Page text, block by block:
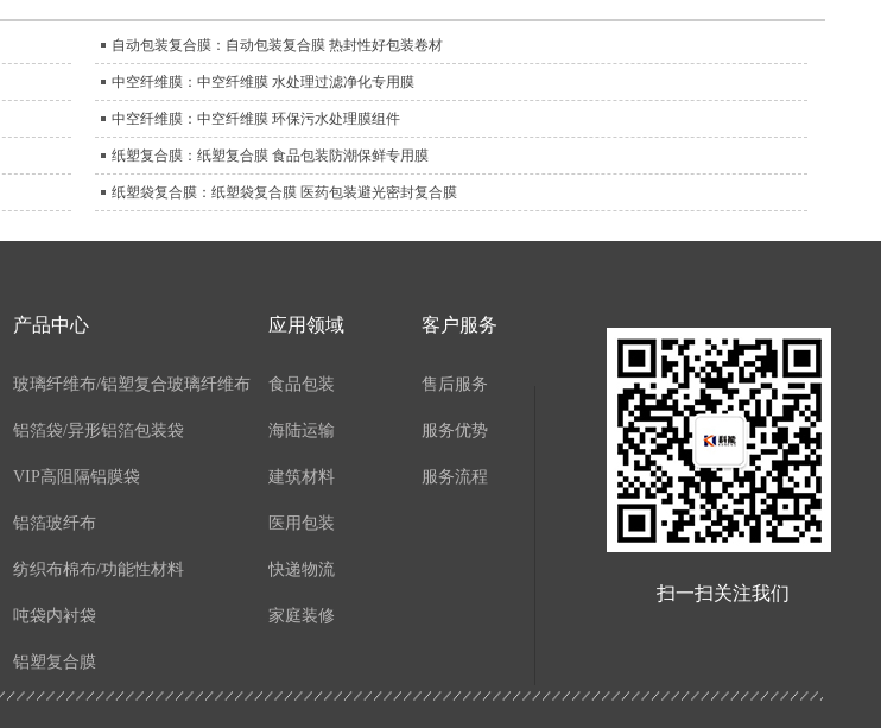
自动包装复合膜：自动包装复合膜 热封性好包装卷材
中空纤维膜：中空纤维膜 水处理过滤净化专用膜
中空纤维膜：中空纤维膜 环保污水处理膜组件
纸塑复合膜：纸塑复合膜 食品包装防潮保鲜专用膜
纸塑袋复合膜：纸塑袋复合膜 医药包装避光密封复合膜
产品中心
玻璃纤维布/铝塑复合玻璃纤维布
铝箔袋/异形铝箔包装袋
VIP高阻隔铝膜袋
铝箔玻纤布
纺织布棉布/功能性材料
吨袋内衬袋
铝塑复合膜
应用领域
食品包装
海陆运输
建筑材料
医用包装
快递物流
家庭装修
客户服务
售后服务
服务优势
服务流程
扫一扫关注我们